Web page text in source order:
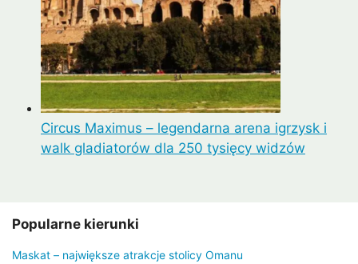
Circus Maximus – legendarna arena igrzysk i
walk gladiatorów dla 250 tysięcy widzów
Popularne kierunki
Maskat – największe atrakcje stolicy Omanu